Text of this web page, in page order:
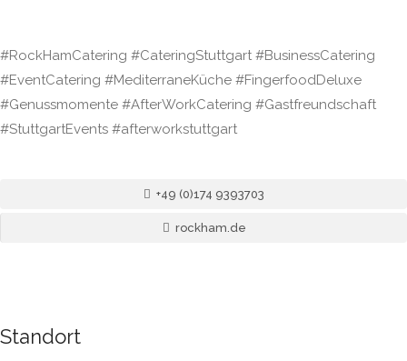
#RockHamCatering #CateringStuttgart #BusinessCatering
#EventCatering #MediterraneKüche #FingerfoodDeluxe
#Genussmomente #AfterWorkCatering #Gastfreundschaft
#StuttgartEvents #afterworkstuttgart
+49 (0)174 9393703
rockham.de
Standort